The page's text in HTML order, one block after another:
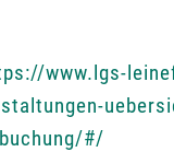
www.lgs-
#/